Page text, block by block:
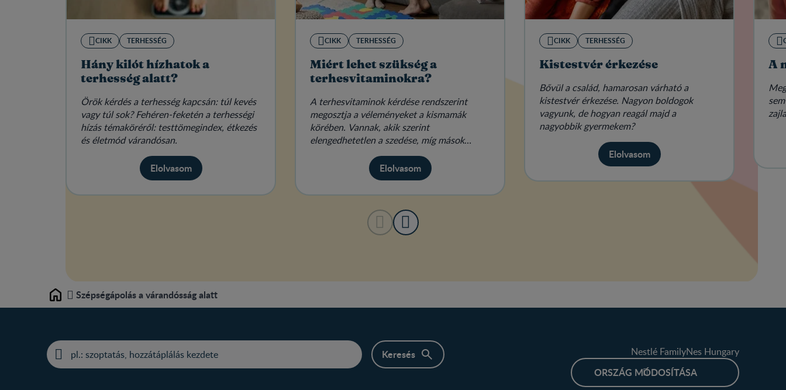
CIKK TERHESSÉG
Hány kilót hízhatok a
terhesség alatt?
Örök kérdés a terhesség kapcsán: túl kevés
vagy túl sok? Fehéren-feketén a terhességi
hízás témaköréről: testtömegindex, étkezés
és életmód várandósan.
Elolvasom
CIKK TERHESSÉG
Miért lehet szükség a
terhesvitaminokra?
A terhesvitaminok kérdése rendszerint
megosztja a véleményeket a kismamák
körében. Vannak, akik szerint
elengedhetetlen a szedése, míg mások
hallani sem akarnak róla.
Elolvasom
CIKK TERHESSÉG
Kistestvér érkezése
Bővül a család, hamarosan várható a
kistestvér érkezése. Nagyon boldogok
vagyunk, de hogyan reagál majd a
nagyobbik gyermekem?
Elolvasom
A
Home Szépségápolás a várandósság alatt
Nestlé FamilyNes Hungary
ORSZÁG MÓDOSÍTÁSA